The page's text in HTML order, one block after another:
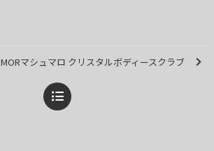
MORマシュマロ クリスタルボディースクラブ